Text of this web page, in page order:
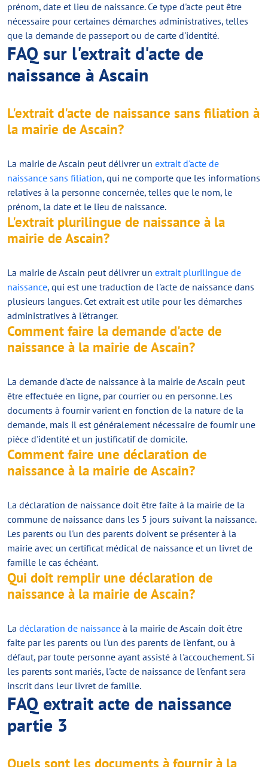
prénom, date et lieu de naissance. Ce type d'acte peut être
nécessaire pour certaines démarches administratives, telles
que la demande de passeport ou de carte d'identité.
FAQ sur l'extrait d'acte de
naissance à Ascain
L'extrait d'acte de naissance sans filiation à
la mairie de Ascain?
La mairie de Ascain peut délivrer un extrait d'acte de
naissance sans filiation, qui ne comporte que les informations
relatives à la personne concernée, telles que le nom, le
prénom, la date et le lieu de naissance.
L'extrait plurilingue de naissance à la
mairie de Ascain?
La mairie de Ascain peut délivrer un extrait plurilingue de
naissance, qui est une traduction de l'acte de naissance dans
plusieurs langues. Cet extrait est utile pour les démarches
administratives à l'étranger.
Comment faire la demande d'acte de
naissance à la mairie de Ascain?
La demande d'acte de naissance à la mairie de Ascain peut
être effectuée en ligne, par courrier ou en personne. Les
documents à fournir varient en fonction de la nature de la
demande, mais il est généralement nécessaire de fournir une
pièce d'identité et un justificatif de domicile.
Comment faire une déclaration de
naissance à la mairie de Ascain?
La déclaration de naissance doit être faite à la mairie de la
commune de naissance dans les 5 jours suivant la naissance.
Les parents ou l'un des parents doivent se présenter à la
mairie avec un certificat médical de naissance et un livret de
famille le cas échéant.
Qui doit remplir une déclaration de
naissance à la mairie de Ascain?
La déclaration de naissance à la mairie de Ascain doit être
faite par les parents ou l'un des parents de l'enfant, ou à
défaut, par toute personne ayant assisté à l'accouchement. Si
les parents sont mariés, l'acte de naissance de l'enfant sera
inscrit dans leur livret de famille.
FAQ extrait acte de naissance
partie 3
Quels sont les documents à fournir à la